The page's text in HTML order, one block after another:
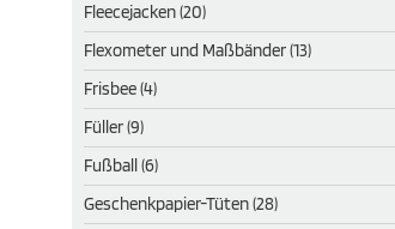
Fleecejacken (20)
Flexometer und Maßbänder (13)
Frisbee (4)
Füller (9)
Fußball (6)
Geschenkpapier-Tüten (28)